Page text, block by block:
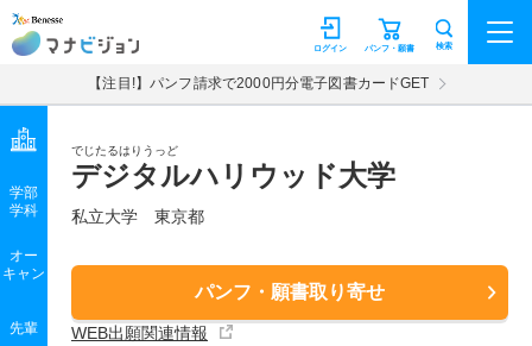
マナビジョン パンフ・願書
ログイン 検索
【注目!】パンフ請求で2000円分電子図書カードGET
でじたるはりうっど
デジタルハリウッド大学
私立大学 東京都
パンフ・願書取り寄せ
WEB出願関連情報
学部
学科
オー
キャン
先輩